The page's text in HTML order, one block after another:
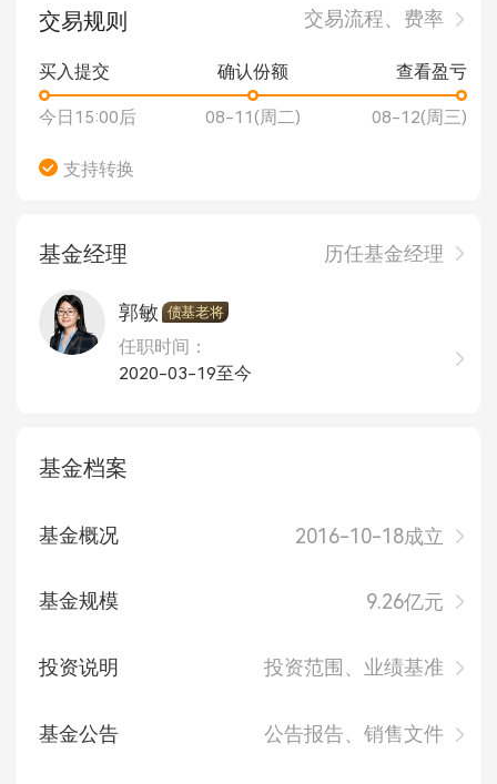
交易规则 交易流程、费率
买入提交
今日15:00后
确认份额
08-11(周二)
查看盈亏
08-12(周三)
支持转换
基金经理 历任基金经理
郭敏 债基老将
任职时间：
2020-03-19至今
基金档案
基金概况 2016-10-18成立
基金规模 9.26亿元
投资说明 投资范围、业绩基准
基金公告 公告报告、销售文件